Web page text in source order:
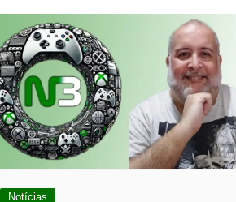
Notícias